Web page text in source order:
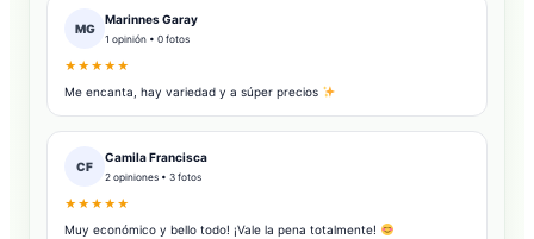
MG
Marinnes Garay
1 opinión • 0 fotos
★★★★★
Me encanta, hay variedad y a súper precios
CF
Camila Francisca
2 opiniones • 3 fotos
★★★★★
Muy económico y bello todo! ¡Vale la pena totalmente!